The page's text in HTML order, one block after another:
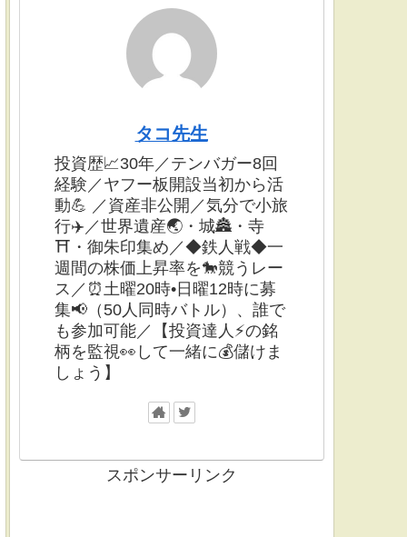
タコ先生
投資歴📈30年／テンバガー8回
経験／ヤフー板開設当初から活
動💪 ／資産非公開／気分で小旅
行✈️／世界遺産🌏・城🏯・寺
⛩・御朱印集め／◆鉄人戦◆一
週間の株価上昇率を🐎競うレー
ス／⏰土曜20時•日曜12時に募
集📢（50人同時バトル）、誰で
も参加可能／【投資達人⚡️の銘
柄を監視👀して一緒に💰儲けま
しょう】
スポンサーリンク